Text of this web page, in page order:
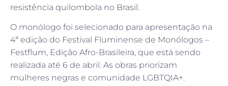
resistência quilombola no Brasil.
O monólogo foi selecionado para apresentação na
4ª edição do Festival Fluminense de Monólogos –
Festflum, Edição Afro-Brasileira, que está sendo
realizada até 6 de abril. As obras priorizam
mulheres negras e comunidade LGBTQIA+.